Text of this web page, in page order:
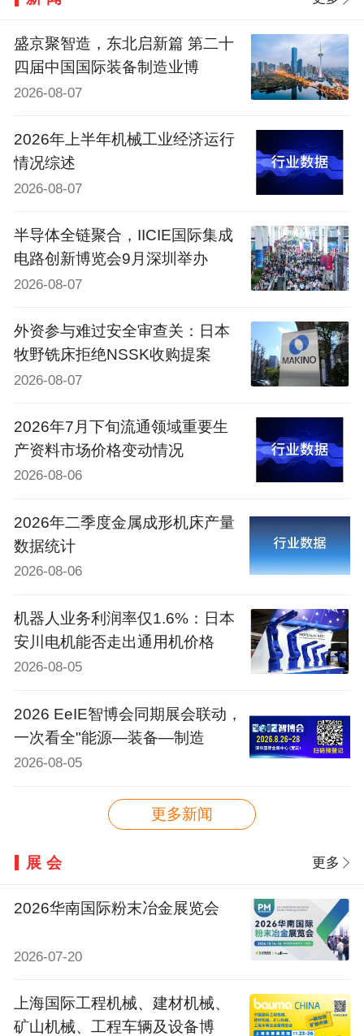
盛京聚智造，东北启新篇 第二十
四届中国国际装备制造业博
2026-08-07
2026年上半年机械工业经济运行
情况综述
2026-08-07
半导体全链聚合，IICIE国际集成
电路创新博览会9月深圳举办
2026-08-07
外资参与难过安全审查关：日本
牧野铣床拒绝NSSK收购提案
2026-08-07
2026年7月下旬流通领域重要生
产资料市场价格变动情况
2026-08-06
2026年二季度金属成形机床产量
数据统计
2026-08-06
机器人业务利润率仅1.6%：日本
安川电机能否走出通用机价格
2026-08-05
2026 EeIE智博会同期展会联动，
一次看全"能源—装备—制造
2026-08-05
更多新闻
展会 更多
2026华南国际粉末冶金展览会
2026-07-20
上海国际工程机械、建材机械、
矿山机械、工程车辆及设备博